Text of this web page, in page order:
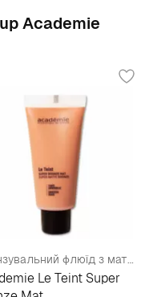
Academie
Бронзувальний флюїд з матувальним ефектом
Le Teint Super